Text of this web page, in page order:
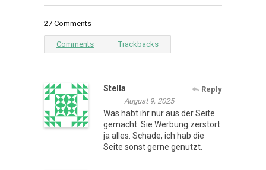
27 Comments
Comments Trackbacks
Stella
Reply
August 9, 2025
Was habt ihr nur aus der Seite
gemacht. Sie Werbung zerstört
ja alles. Schade, ich hab die
Seite sonst gerne genutzt.